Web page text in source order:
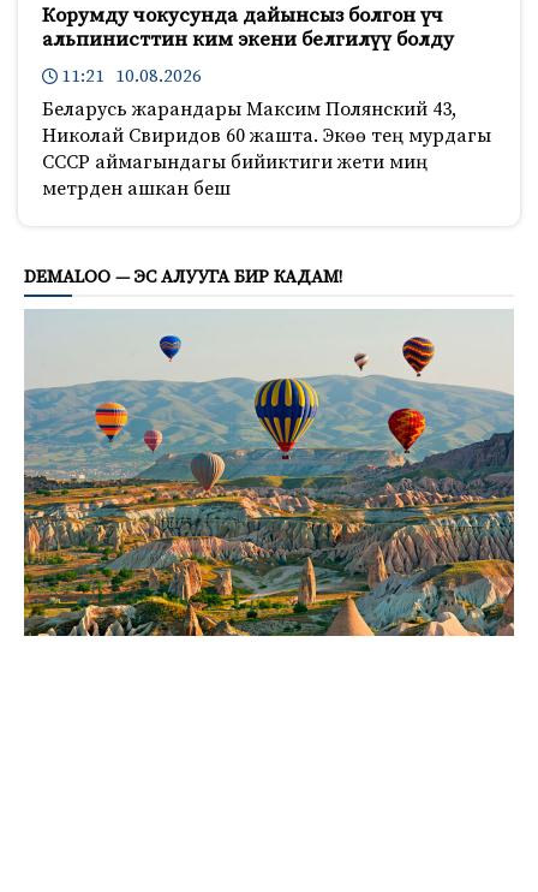
Корумду чокусунда дайынсыз болгон үч
альпинисттин ким экени белгилүү болду
11:21 10.08.2026
Беларусь жарандары Максим Полянский 43,
Николай Свиридов 60 жашта. Экөө тең мурдагы
СССР аймагындагы бийиктиги жети миң
метрден ашкан беш
DEMALOO — ЭС АЛУУГА БИР КАДАМ!